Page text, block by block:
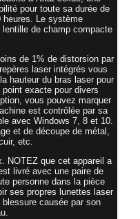
pour toute sa durée de
heures. Le système
de champ compacte
de 1% de distorsion par
laser intégrés vous
hauteur du bras laser pour
exacte pour divers
vous pouvez marquer
est contrôlée par sa
avec Windows 7, 8 et 10.
et de découpe de métal,
etc.
NOTEZ que cet appareil a
livré avec une paire de
personne dans la pièce
ses propres lunettes laser
causée par son